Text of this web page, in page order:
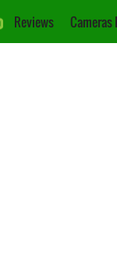
Reviews